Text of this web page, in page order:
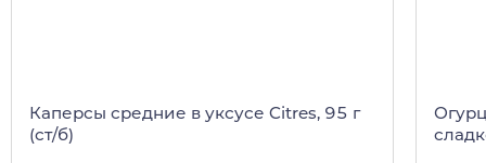
Каперсы средние в уксусе Citres, 95 г
(ст/б)